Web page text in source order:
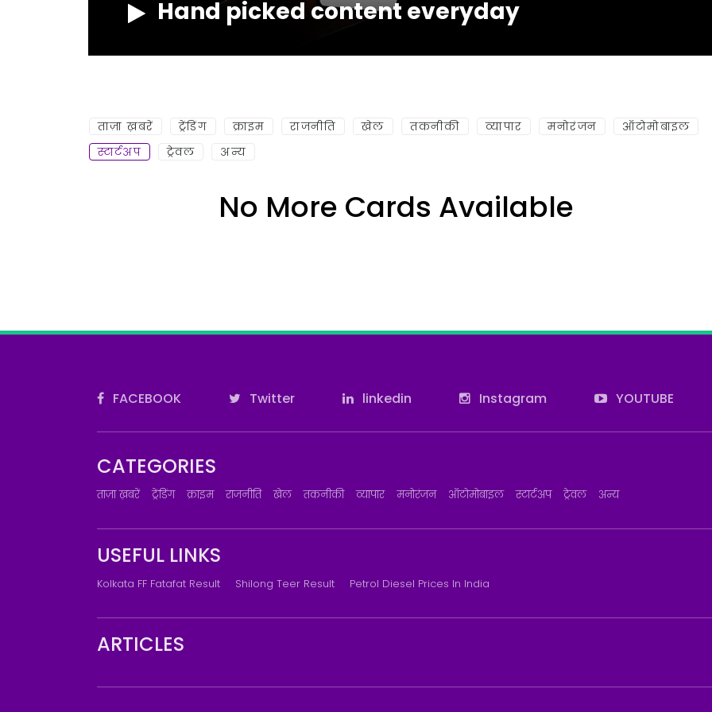
Hand picked content everyday
ताज़ा ख़बरें ट्रेंडिंग क्राइम राजनीति खेल तकनीकी व्यापार मनोरंजन
ऑटोमोबाइल
स्टार्टअप
ट्रेवल अन्य
No More Cards Available
FACEBOOK Twitter linkedin Instagram YOUTUBE
CATEGORIES
ताज़ा ख़बरें ट्रेंडिंग क्राइम राजनीति खेल तकनीकी व्यापार मनोरंजन ऑटोमोबाइल स्टार्टअप ट्रेवल अन्य
USEFUL LINKS
Kolkata FF Fatafat Result Shilong Teer Result Petrol Diesel Prices In India
ARTICLES